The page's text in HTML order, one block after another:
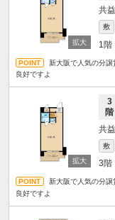
敷
1階
新大阪で人気の分
良好ですよ
3
階
敷
3階
新大阪で人気の分
良好ですよ